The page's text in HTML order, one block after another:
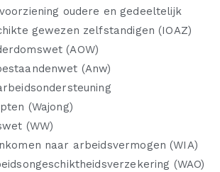
oudere en gedeeltelijk
gewezen zelfstandigen (IOAZ)
(AOW)
(Anw)
(Wajong)
(WW)
naar arbeidsvermogen (WIA)
(WAO)